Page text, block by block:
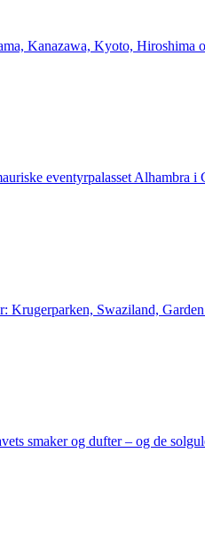
Kanazawa, Kyoto, Hiroshima
eventyrpalasset
Krugerparken, Swaziland,
smaker og dufter – og de